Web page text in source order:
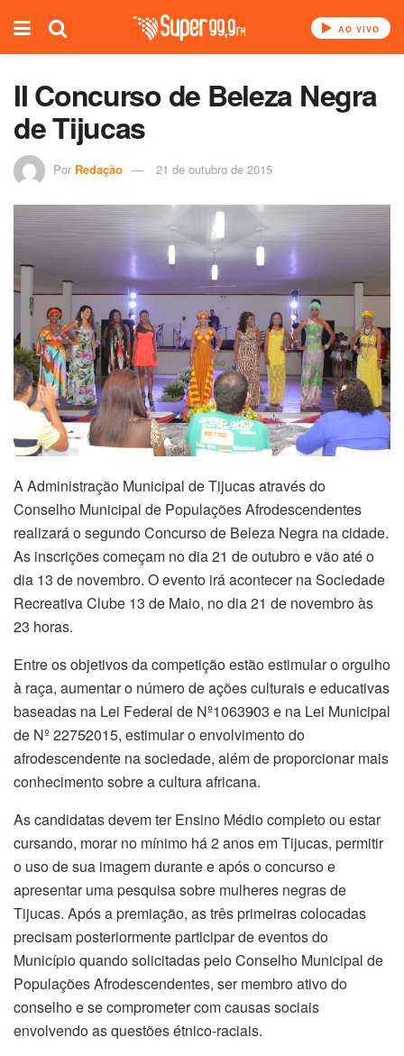
AO VIVO
II Concurso de Beleza Negra
de Tijucas
Por Redação 21 de outubro de 2015
A Administração Municipal de Tijucas através do
Conselho Municipal de Populações Afrodescendentes
realizará o segundo Concurso de Beleza Negra na cidade.
As inscrições começam no dia 21 de outubro e vão até o
dia 13 de novembro. O evento irá acontecer na Sociedade
Recreativa Clube 13 de Maio, no dia 21 de novembro às
23 horas.
Entre os objetivos da competição estão estimular o orgulho
à raça, aumentar o número de ações culturais e educativas
baseadas na Lei Federal de Nº10639∕03 e na Lei Municipal
de Nº 2275∕2015, estimular o envolvimento do
afrodescendente na sociedade, além de proporcionar mais
conhecimento sobre a cultura africana.
As candidatas devem ter Ensino Médio completo ou estar
cursando, morar no mínimo há 2 anos em Tijucas, permitir
o uso de sua imagem durante e após o concurso e
apresentar uma pesquisa sobre mulheres negras de
Tijucas. Após a premiação, as três primeiras colocadas
precisam posteriormente participar de eventos do
Município quando solicitadas pelo Conselho Municipal de
Populações Afrodescendentes, ser membro ativo do
conselho e se comprometer com causas sociais
envolvendo as questões étnico-raciais.